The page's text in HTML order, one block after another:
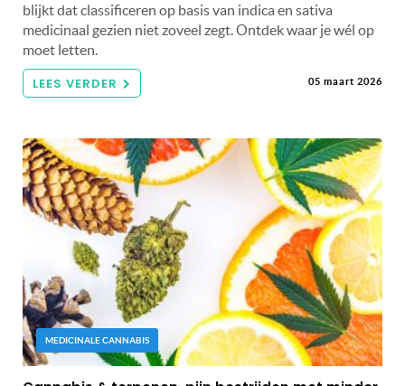
blijkt dat classificeren op basis van indica en sativa
medicinaal gezien niet zoveel zegt. Ontdek waar je wél op
moet letten.
LEES VERDER 05 maart 2026
MEDICINALE CANNABIS